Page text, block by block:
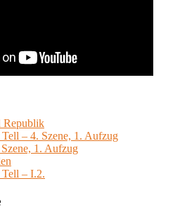
Republik
– 4. Szene, 1. Aufzug
1. Aufzug
– I.2.